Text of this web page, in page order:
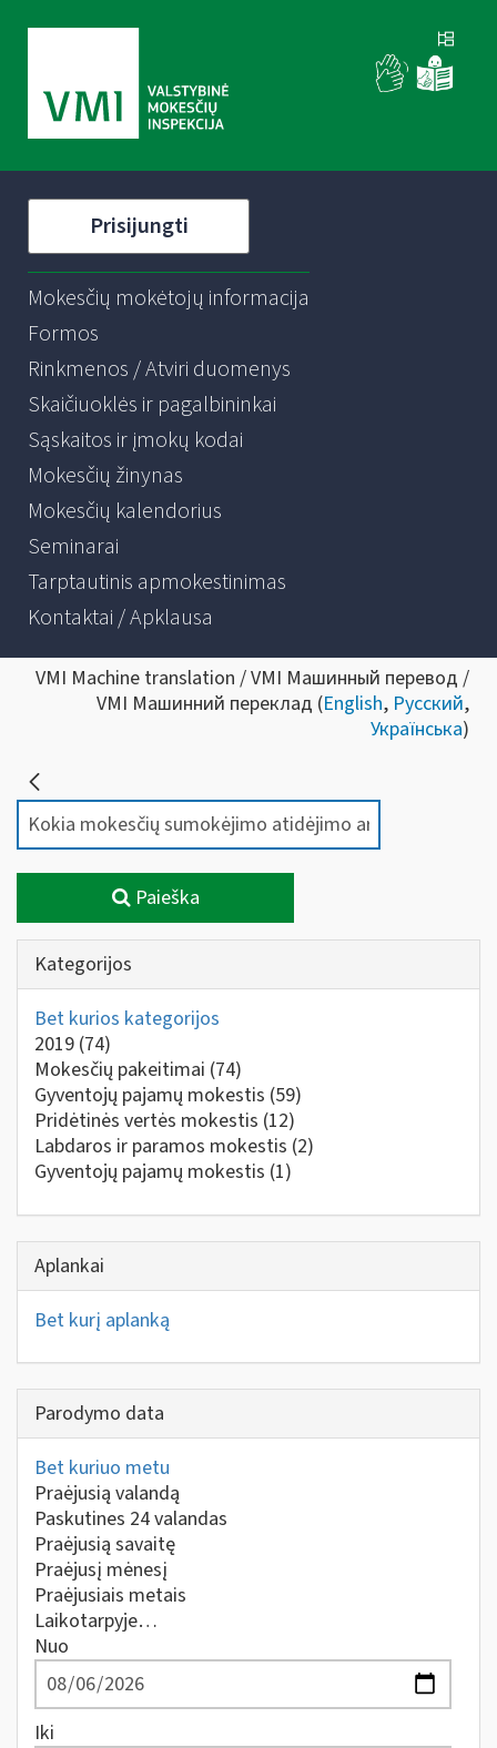
Prisijungti
Mokesčių mokėtojų informacija
Formos
Rinkmenos / Atviri duomenys
Skaičiuoklės ir pagalbininkai
Sąskaitos ir įmokų kodai
Mokesčių žinynas
Mokesčių kalendorius
Seminarai
Tarptautinis apmokestinimas
Kontaktai / Apklausa
VMI Machine translation / VMI Машинный перевод /
VMI Машинний переклад (English, Русский,
Українська)
Paieška
Kategorijos
Bet kurios kategorijos
2019 (74)
Mokesčių pakeitimai (74)
Gyventojų pajamų mokestis (59)
Pridėtinės vertės mokestis (12)
Labdaros ir paramos mokestis (2)
Gyventojų pajamų mokestis (1)
Aplankai
Bet kurį aplanką
Parodymo data
Bet kuriuo metu
Praėjusią valandą
Paskutines 24 valandas
Praėjusią savaitę
Praėjusį mėnesį
Praėjusiais metais
Laikotarpyje…
Nuo
Iki